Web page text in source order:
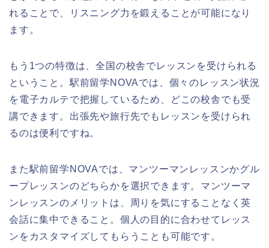
れることで、リスニング力を鍛えることが可能になり
ます。
もう1つの特徴は、全国の校舎でレッスンを受けられる
ということ。駅前留学NOVAでは、個々のレッスン状況
を電子カルテで把握しているため、どこの校舎でも受
講できます。出張先や旅行先でもレッスンを受けられ
るのは便利ですね。
また駅前留学NOVAでは、マンツーマンレッスンかグル
ープレッスンのどちらかを選択できます。マンツーマ
ンレッスンのメリットは、周りを気にすることなく英
会話に集中できること。個人の目的に合わせてレッス
ンをカスタマイズしてもらうことも可能です。